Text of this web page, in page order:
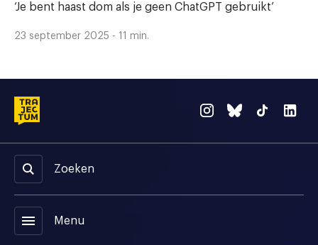
‘Je bent haast dom als je geen ChatGPT gebruikt’
23 september 2025 - 11 min.
Zoeken
menu Menu